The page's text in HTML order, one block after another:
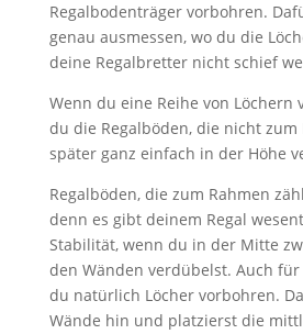
Regalbodenträger vorbohren.
genau ausmessen, wo du die
deine Regalbretter nicht schief
Wenn du eine Reihe von Löchern
du die Regalböden, die nicht zum
später ganz einfach in der Höhe
Regalböden, die zum Rahmen
denn es gibt deinem Regal
Stabilität, wenn du in der Mitte
den Wänden verdübelst. Auch für
du natürlich Löcher vorbohren.
Wände hin und platzierst die